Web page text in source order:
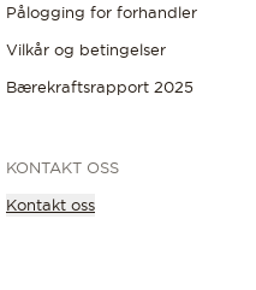
Pålogging for forhandler
Vilkår og betingelser
Bærekraftsrapport 2025
KONTAKT OSS
Kontakt oss